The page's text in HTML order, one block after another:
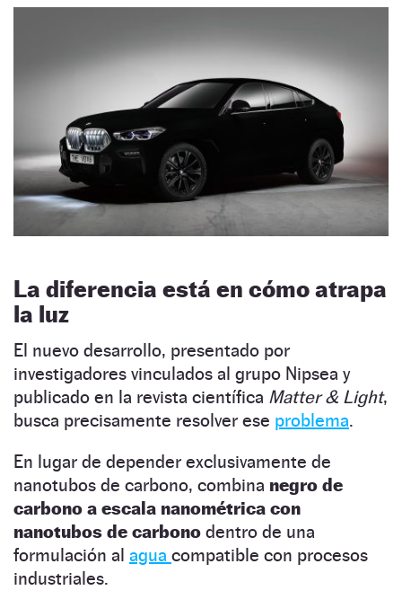
La diferencia está en cómo atrapa
la luz
El nuevo desarrollo, presentado por
investigadores vinculados al grupo Nipsea y
publicado en la revista científica Matter & Light,
busca precisamente resolver ese problema.
En lugar de depender exclusivamente de
nanotubos de carbono, combina negro de
carbono a escala nanométrica con
nanotubos de carbono dentro de una
formulación al agua compatible con procesos
industriales.